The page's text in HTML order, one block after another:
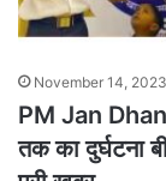
November 14, 2023
PM Jan Dhan
तक का दुर्घटना